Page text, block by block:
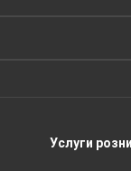
Услуги